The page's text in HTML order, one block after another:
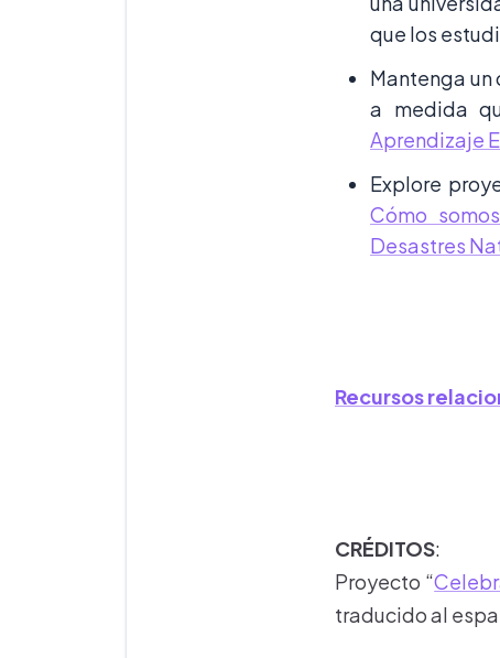
que los
Mantenga
a medida
Aprendizaje
Explore
Cómo
Desastres
Recursos
CRÉDITOS:
Proyecto “
traducido al